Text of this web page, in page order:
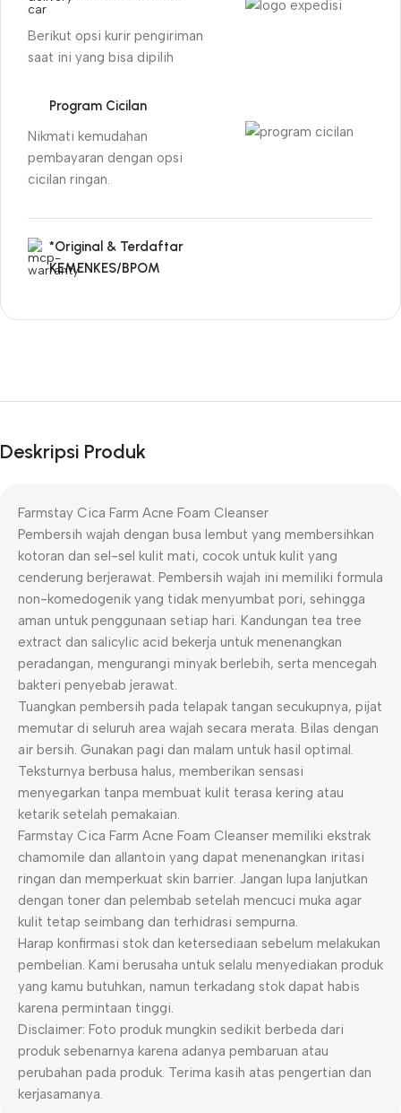
Berikut opsi kurir pengiriman
saat ini yang bisa dipilih
Program Cicilan
Nikmati kemudahan
pembayaran dengan opsi
cicilan ringan.
*Original & Terdaftar
KEMENKES/BPOM
Deskripsi Produk
Farmstay Cica Farm Acne Foam Cleanser
Pembersih wajah dengan busa lembut yang membersihkan
kotoran dan sel-sel kulit mati, cocok untuk kulit yang
cenderung berjerawat. Pembersih wajah ini memiliki formula
non-komedogenik yang tidak menyumbat pori, sehingga
aman untuk penggunaan setiap hari. Kandungan tea tree
extract dan salicylic acid bekerja untuk menenangkan
peradangan, mengurangi minyak berlebih, serta mencegah
bakteri penyebab jerawat.
Tuangkan pembersih pada telapak tangan secukupnya, pijat
memutar di seluruh area wajah secara merata. Bilas dengan
air bersih. Gunakan pagi dan malam untuk hasil optimal.
Teksturnya berbusa halus, memberikan sensasi
menyegarkan tanpa membuat kulit terasa kering atau
ketarik setelah pemakaian.
Farmstay Cica Farm Acne Foam Cleanser memiliki ekstrak
chamomile dan allantoin yang dapat menenangkan iritasi
ringan dan memperkuat skin barrier. Jangan lupa lanjutkan
dengan toner dan pelembab setelah mencuci muka agar
kulit tetap seimbang dan terhidrasi sempurna.
Harap konfirmasi stok dan ketersediaan sebelum melakukan
pembelian. Kami berusaha untuk selalu menyediakan produk
yang kamu butuhkan, namun terkadang stok dapat habis
karena permintaan tinggi.
Disclaimer: Foto produk mungkin sedikit berbeda dari
produk sebenarnya karena adanya pembaruan atau
perubahan pada produk. Terima kasih atas pengertian dan
kerjasamanya.